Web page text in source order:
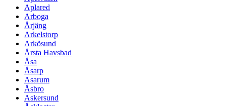
Aplared
Arboga
Årjäng
Arkelstorp
Arkösund
Årsta Havsbad
Åsa
Åsarp
Asarum
Åsbro
Askersund